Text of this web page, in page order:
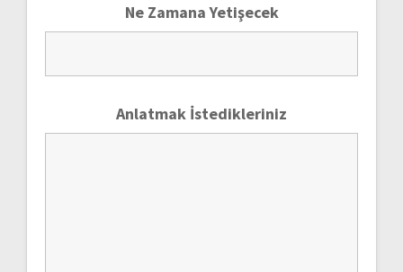
Ne Zamana Yetişecek
Anlatmak İstedikleriniz